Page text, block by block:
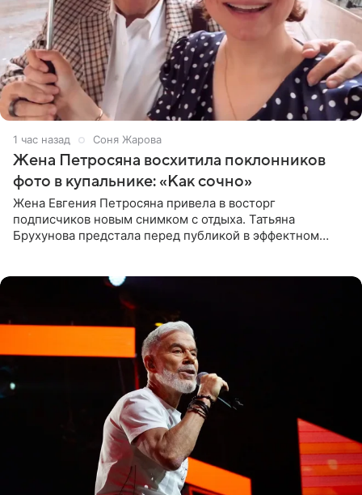
1 час назад Соня Жарова
Жена Петросяна восхитила поклонников
фото в купальнике: «Как сочно»
Жена Евгения Петросяна привела в восторг
подписчиков новым снимком с отдыха. Татьяна
Брухунова предстала перед публикой в эффектном